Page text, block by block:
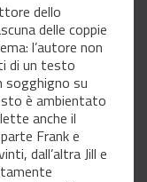
dello
delle coppie
l’autore non
di un testo
sogghigno su
è ambientato
anche il
Frank e
dall’altra Jill e